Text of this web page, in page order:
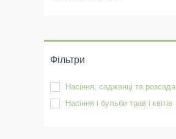
Фільтри
Насіння, саджанці та розсада
Насіння і бульби трав і квітів